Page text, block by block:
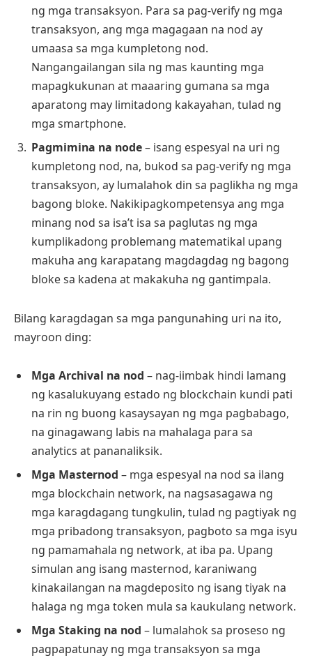
ng mga transaksyon. Para sa pag-verify ng mga
transaksyon, ang mga magagaan na nod ay
umaasa sa mga kumpletong nod.
Nangangailangan sila ng mas kaunting mga
mapagkukunan at maaaring gumana sa mga
aparatong may limitadong kakayahan, tulad ng
mga smartphone.
Pagmimina na node– isang espesyal na uri ng
kumpletong nod, na, bukod sa pag-verify ng mga
transaksyon, ay lumalahok din sa paglikha ng mga
bagong bloke. Nakikipagkompetensya ang mga
minang nod sa isa’t isa sa paglutas ng mga
kumplikadong problemang matematikal upang
makuha ang karapatang magdagdag ng bagong
bloke sa kadena at makakuha ng gantimpala.
Bilang karagdagan sa mga pangunahing uri na ito,
mayroon ding:
Mga Archival na nod – nag-iimbak hindi lamang
ng kasalukuyang estado ng blockchain kundi pati
na rin ng buong kasaysayan ng mga pagbabago,
na ginagawang labis na mahalaga para sa
analytics at pananaliksik.
Mga Masternod – mga espesyal na nod sa ilang
mga blockchain network, na nagsasagawa ng
mga karagdagang tungkulin, tulad ng pagtiyak ng
mga pribadong transaksyon, pagboto sa mga isyu
ng pamamahala ng network, at iba pa. Upang
simulan ang isang masternod, karaniwang
kinakailangan na magdeposito ng isang tiyak na
halaga ng mga token mula sa kaukulang network.
Mga Staking na nod – lumalahok sa proseso ng
pagpapatunay ng mga transaksyon sa mga